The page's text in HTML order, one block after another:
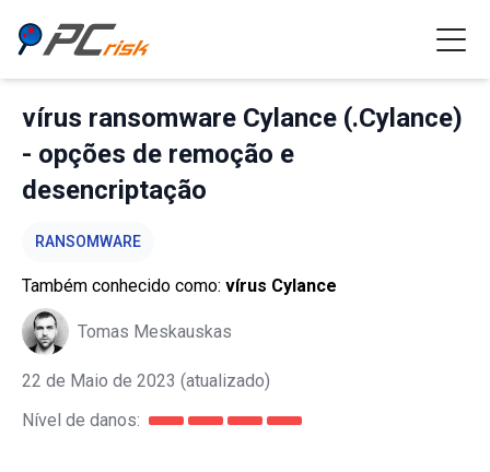
vírus ransomware Cylance (.Cylance)
- opções de remoção e
desencriptação
RANSOMWARE
Também conhecido como: vírus Cylance
Tomas Meskauskas
22 de Maio de 2023 (atualizado)
Nível de danos: